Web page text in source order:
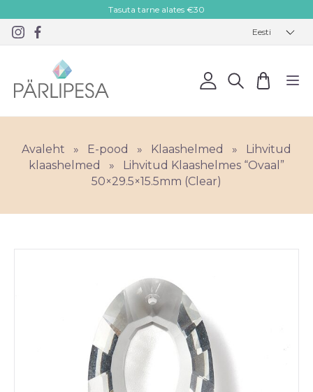
Tasuta tarne alates €30
Eesti
Avaleht » E-pood » Klaashelmed »
Lihvitud
klaashelmed
»
Lihvitud Klaashelmes “Ovaal”
50×29.5×15.5mm (Clear)